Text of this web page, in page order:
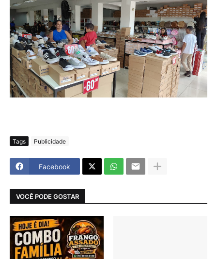
Tags Publicidade
Facebook
VOCÊ PODE GOSTAR